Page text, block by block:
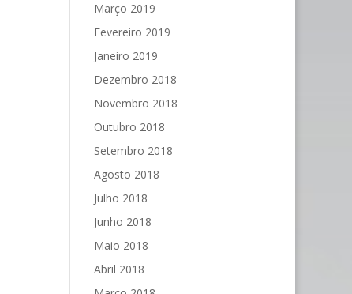
Março 2019
Fevereiro 2019
Janeiro 2019
Dezembro 2018
Novembro 2018
Outubro 2018
Setembro 2018
Agosto 2018
Julho 2018
Junho 2018
Maio 2018
Abril 2018